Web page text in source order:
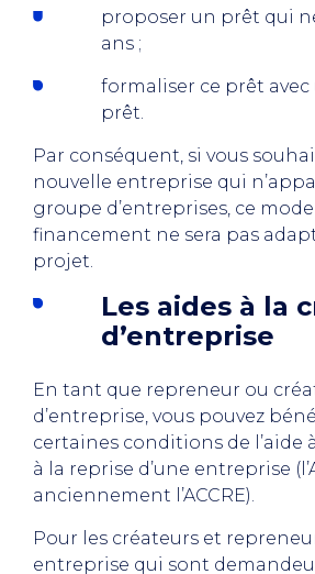
proposer un prêt qui
ans ;
formaliser ce prêt
prêt.
Par conséquent, si vous
nouvelle entreprise qui
groupe d’entreprises, ce
financement ne sera pas
projet.
Les aides à la
d’entreprise
En tant que repreneur ou
d’entreprise, vous pouvez
certaines conditions de l’aide
à la reprise d’une entreprise
anciennement l’ACCRE).
Pour les créateurs et
entreprise qui sont